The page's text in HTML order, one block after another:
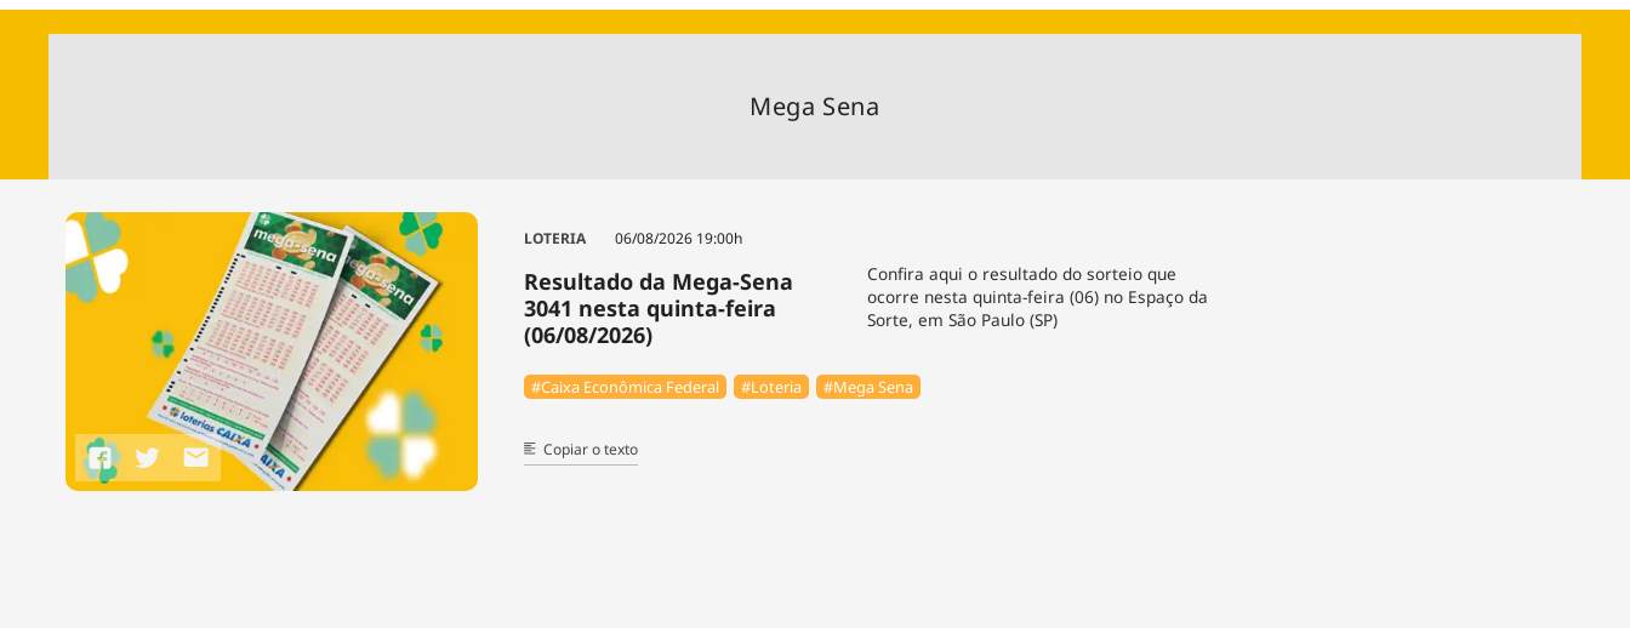
Mega Sena
LOTERIA 06/08/2026 19:00h
Resultado da Mega-Sena
3041 nesta quinta-feira
(06/08/2026)
Confira aqui o resultado do sorteio que
ocorre nesta quinta-feira (06) no Espaço da
Sorte, em São Paulo (SP)
#Caixa Econômica Federal #Loteria #Mega Sena
Copiar o texto